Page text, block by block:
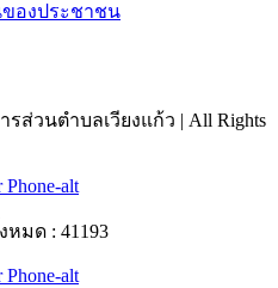
องประชาชน
รส่วนตำบลเวียงแก้ว | All Rights
Phone-alt
หมด : 41193
Phone-alt